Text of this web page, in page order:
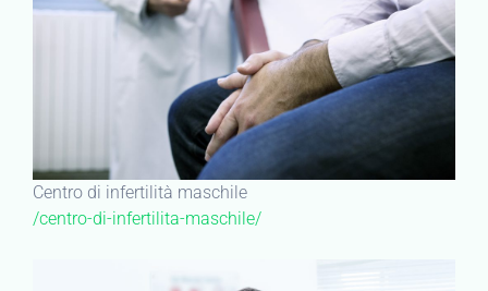
Centro di infertilità maschile
/centro-di-infertilita-maschile/